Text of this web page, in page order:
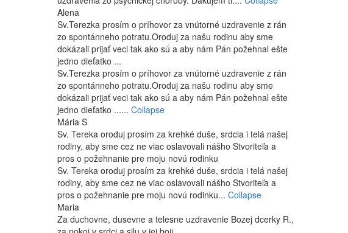
Alena
Sv.Terezka prosím o príhovor za vnútorné uzdravenie z rán
zo spontánneho potratu.Oroduj za našu rodinu aby sme
dokázali prijať veci tak ako sú a aby nám Pán požehnal ešte
jedno dieťatko ...
Sv.Terezka prosím o príhovor za vnútorné uzdravenie z rán
zo spontánneho potratu.Oroduj za našu rodinu aby sme
dokázali prijať veci tak ako sú a aby nám Pán požehnal ešte
jedno dieťatko ...... Collapse
Mária S
Sv. Tereka oroduj prosím za krehké duše, srdcia i telá našej
rodiny, aby sme cez ne viac oslavovali nášho Stvoriteľa a
pros o požehnanie pre moju novú rodinku
Sv. Tereka oroduj prosím za krehké duše, srdcia i telá našej
rodiny, aby sme cez ne viac oslavovali nášho Stvoriteľa a
pros o požehnanie pre moju novú rodinku... Collapse
Maria
Za duchovne, dusevne a telesne uzdravenie Bozej dcerky R.,